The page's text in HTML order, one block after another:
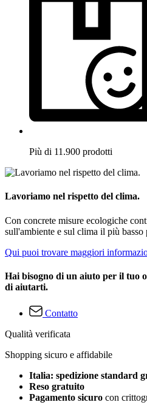
Più di 11.900 prodotti
Lavoriamo nel rispetto del clima.
Con concrete misure ecologiche
sull'ambiente e sul clima il più basso
Qui puoi trovare maggiori
Hai bisogno di un aiuto per il tuo
di aiutarti.
Contatto
Qualità verificata
Shopping sicuro e affidabile
Italia: spedizione standard
Reso gratuito
Pagamento sicuro con